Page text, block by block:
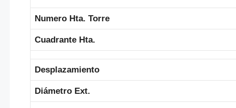
Numero Hta. Torre
Cuadrante Hta.
Desplazamiento
Diámetro Ext.